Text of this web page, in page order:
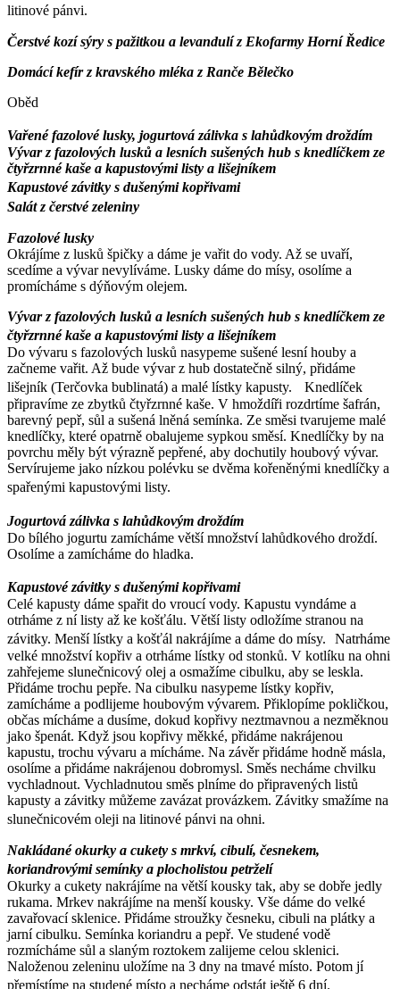
litinové pánvi.
Čerstvé kozí sýry s pažitkou a levandulí z Ekofarmy Horní Ředice
Domácí kefír z kravského mléka z Ranče Bělečko
Oběd
Vařené fazolové lusky, jogurtová zálivka s lahůdkovým droždím
Vývar z fazolových lusků a lesních sušených hub s knedlíčkem ze
čtyřzrnné kaše a kapustovými listy a lišejníkem
Kapustové závitky s dušenými kopřivami
Salát z čerstvé zeleniny
Fazolové lusky
Okrájíme z lusků špičky a dáme je vařit do vody. Až se uvaří,
scedíme a vývar nevylíváme. Lusky dáme do mísy, osolíme a
promícháme s dýňovým olejem.
Vývar z fazolových lusků a lesních sušených hub s knedlíčkem ze
čtyřzrnné kaše a kapustovými listy a lišejníkem
Do vývaru s fazolových lusků nasypeme sušené lesní houby a
začneme vařit. Až bude vývar z hub dostatečně silný, přidáme
lišejník (Terčovka bublinatá) a malé lístky kapusty. Knedlíček
připravíme ze zbytků čtyřzrnné kaše. V hmoždíři rozdrtíme šafrán,
barevný pepř, sůl a sušená lněná semínka. Ze směsi tvarujeme malé
knedlíčky, které opatrně obalujeme sypkou směsí. Knedlíčky by na
povrchu měly být výrazně pepřené, aby dochutily houbový vývar.
Servírujeme jako nízkou polévku se dvěma kořeněnými knedlíčky a
spařenými kapustovými listy.
Jogurtová zálivka s lahůdkovým droždím
Do bílého jogurtu zamícháme větší množství lahůdkového droždí.
Osolíme a zamícháme do hladka.
Kapustové závitky s dušenými kopřivami
Celé kapusty dáme spařit do vroucí vody. Kapustu vyndáme a
otrháme z ní listy až ke košťálu. Větší listy odložíme stranou na
závitky. Menší lístky a košťál nakrájíme a dáme do mísy. Natrháme
velké množství kopřiv a otrháme lístky od stonků. V kotlíku na ohni
zahřejeme slunečnicový olej a osmažíme cibulku, aby se leskla.
Přidáme trochu pepře. Na cibulku nasypeme lístky kopřiv,
zamícháme a podlijeme houbovým vývarem. Přiklopíme pokličkou,
občas mícháme a dusíme, dokud kopřivy neztmavnou a nezměknou
jako špenát. Když jsou kopřivy měkké, přidáme nakrájenou
kapustu, trochu vývaru a mícháme. Na závěr přidáme hodně másla,
osolíme a přidáme nakrájenou dobromysl. Směs necháme chvilku
vychladnout. Vychladnutou směs plníme do připravených listů
kapusty a závitky můžeme zavázat provázkem. Závitky smažíme na
slunečnicovém oleji na litinové pánvi na ohni.
Nakládané okurky a cukety s mrkví, cibulí, česnekem,
koriandrovými semínky a plocholistou petrželí
Okurky a cukety nakrájíme na větší kousky tak, aby se dobře jedly
rukama. Mrkev nakrájíme na menší kousky. Vše dáme do velké
zavařovací sklenice. Přidáme stroužky česneku, cibuli na plátky a
jarní cibulku. Semínka koriandru a pepř. Ve studené vodě
rozmícháme sůl a slaným roztokem zalijeme celou sklenici.
Naloženou zeleninu uložíme na 3 dny na tmavé místo. Potom jí
přemístíme na studené místo a necháme odstát ještě 6 dní.